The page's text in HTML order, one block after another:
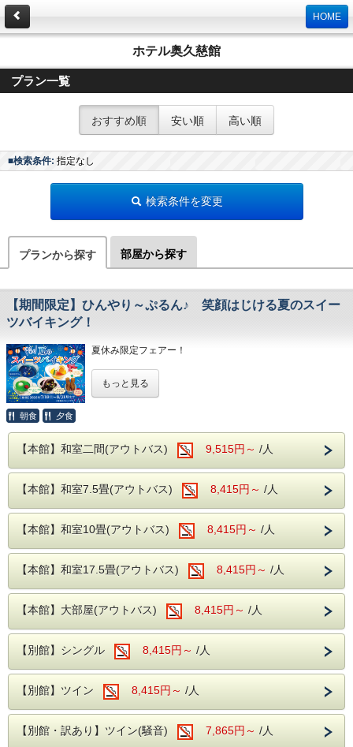
HOME
ホテル奥久慈館
プラン一覧
おすすめ順 安い順 高い順
■検索条件: 指定なし
検索条件を変更
プランから探す 部屋から探す
【期間限定】ひんやり～ぷるん♪ 笑顔はじける夏のスイー
ツバイキング！
夏休み限定フェアー！
します‼
お子様から大人までみんな大好きなスイーツが登場！
全5種類‼
【天の川ゼリー】 爽やかなブルーなゼリーに可
愛い星を
散りばめたぷるんとしたゼリ
ー
【トロピカルババロア】 夏の定番トロピカルをババロ
アに！
さらに！すいかとオレンジを
トッピング！
ホイップクリームを添えて夏
をご堪能あれ
【チョコレートマシュマロ】 おなじみのカラフルで可愛い
しい、チョコとマシュマロが
【クリームソーダ風ゼリー】 みんな大好きクリームソーダ
をそのまま
ゼリーに！美味しいのは間違
いないですね
もっと見る
朝食 夕食
【本館】和室二間(アウトバス) 9,515円～ /人
【本館】和室7.5畳(アウトバス) 8,415円～ /人
【本館】和室10畳(アウトバス) 8,415円～ /人
【本館】和室17.5畳(アウトバス) 8,415円～ /人
【本館】大部屋(アウトバス) 8,415円～ /人
【別館】シングル 8,415円～ /人
【別館】ツイン 8,415円～ /人
【別館・訳あり】ツイン(騒音) 7,865円～ /人